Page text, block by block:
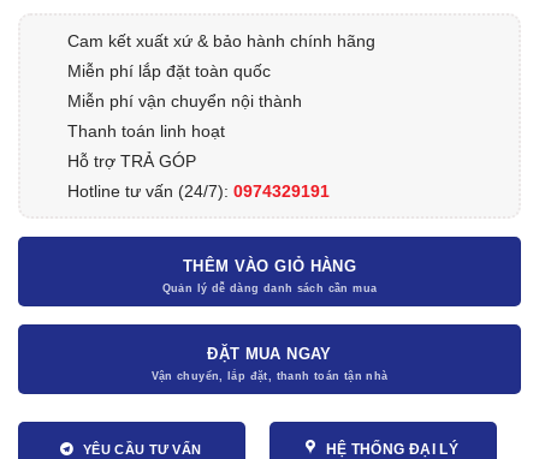
Cam kết xuất xứ & bảo hành chính hãng
Miễn phí lắp đặt toàn quốc
Miễn phí vận chuyển nội thành
Thanh toán linh hoạt
Hỗ trợ TRẢ GÓP
Hotline tư vấn (24/7): 0974329191
THÊM VÀO GIỎ HÀNG
ĐẶT MUA NGAY
YÊU CẦU TƯ VẤN HỆ THỐNG ĐẠI LÝ